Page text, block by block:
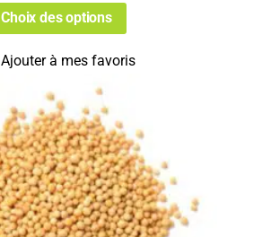
Choix des options
Ajouter à mes favoris